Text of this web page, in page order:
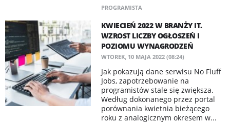
PROGRAMISTA
KWIECIEŃ 2022 W BRANŻY IT.
WZROST LICZBY OGŁOSZEŃ I
POZIOMU WYNAGRODZEŃ
WTOREK, 10 MAJA 2022 (08:24)
Jak pokazują dane serwisu No Fluff
Jobs, zapotrzebowanie na
programistów stale się zwiększa.
Według dokonanego przez portal
porównania kwietnia bieżącego
roku z analogicznym okresem w...